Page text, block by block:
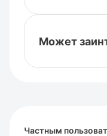
Может
Частным